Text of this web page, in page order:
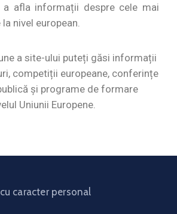
a afla informații despre cele mai
nivel european.
a site-ului puteți găsi informații
competiții europeane, conferințe
și programe de formare
Uniunii Europene.
caracter personal